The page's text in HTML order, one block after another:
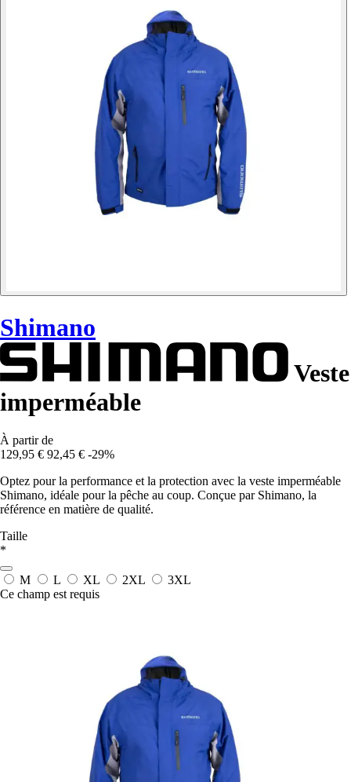
Shimano
Veste
imperméable
À partir de
129,95 € 92,45 € -29%
Optez pour la performance et la protection avec la veste imperméable
Shimano, idéale pour la pêche au coup. Conçue par Shimano, la
référence en matière de qualité.
Taille
*
M L XL 2XL
3XL
Ce champ est requis